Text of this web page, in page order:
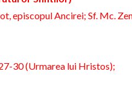
episcopul Ancirei; Sf. Mc.
30 (Urmarea lui Hristos);